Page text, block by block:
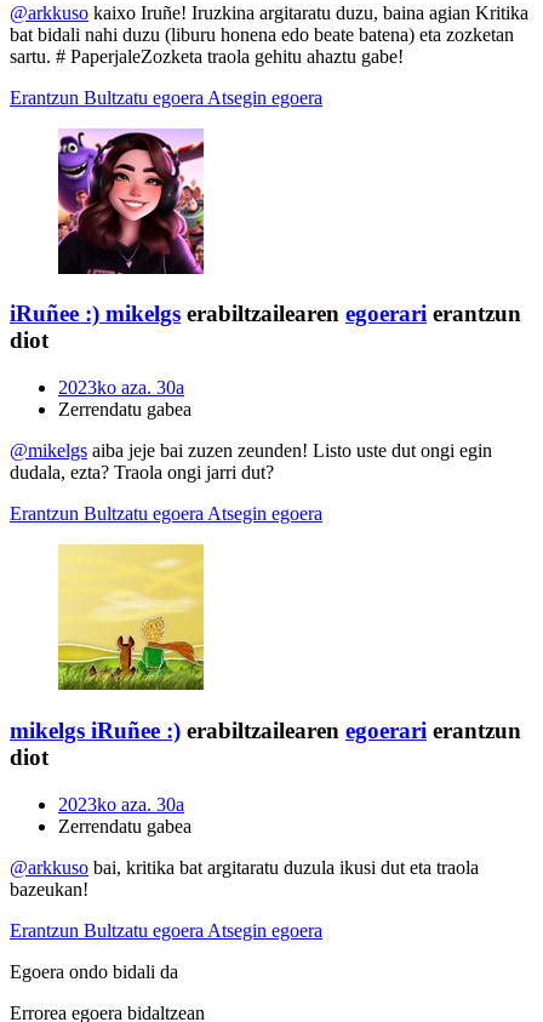
@arkkuso kaixo Iruñe! Iruzkina argitaratu duzu, baina agian Kritika
bat bidali nahi duzu (liburu honena edo beate batena) eta zozketan
sartu. # PaperjaleZozketa traola gehitu ahaztu gabe!
Erantzun Bultzatu egoera Atsegin egoera
iRuñee :) mikelgs erabiltzailearen egoerari erantzun
diot
2023ko aza. 30a
Zerrendatu gabea
@mikelgs aiba jeje bai zuzen zeunden! Listo uste dut ongi egin
dudala, ezta? Traola ongi jarri dut?
Erantzun Bultzatu egoera Atsegin egoera
mikelgs iRuñee :) erabiltzailearen egoerari erantzun
diot
2023ko aza. 30a
Zerrendatu gabea
@arkkuso bai, kritika bat argitaratu duzula ikusi dut eta traola
bazeukan!
Erantzun Bultzatu egoera Atsegin egoera
Egoera ondo bidali da
Errorea egoera bidaltzean